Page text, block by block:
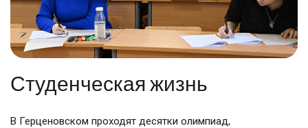
Студенческая жизнь
В Герценовском проходят десятки олимпиад,